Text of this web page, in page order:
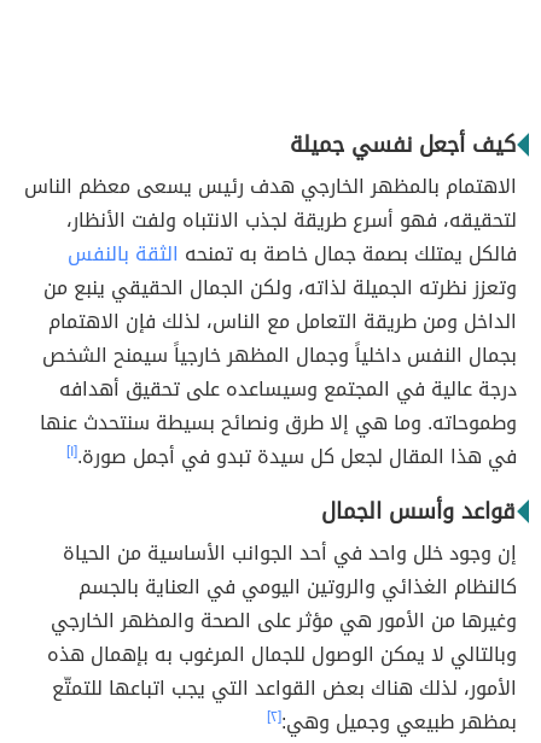
كيف أجعل نفسي جميلة
الاهتمام بالمظهر الخارجي هدف رئيس يسعى معظم الناس
لتحقيقه، فهو أسرع طريقة لجذب الانتباه ولفت الأنظار،
فالكل يمتلك بصمة جمال خاصة به تمنحه الثقة بالنفس
وتعزز نظرته الجميلة لذاته، ولكن الجمال الحقيقي ينبع من
الداخل ومن طريقة التعامل مع الناس، لذلك فإن الاهتمام
بجمال النفس داخلياً وجمال المظهر خارجياً سيمنح الشخص
درجة عالية في المجتمع وسيساعده على تحقيق أهدافه
وطموحاته. وما هي إلا طرق ونصائح بسيطة سنتحدث عنها
في هذا المقال لجعل كل سيدة تبدو في أجمل صورة.[١]
قواعد وأسس الجمال
إن وجود خلل واحد في أحد الجوانب الأساسية من الحياة
كالنظام الغذائي والروتين اليومي في العناية بالجسم
وغيرها من الأمور هي مؤثر على الصحة والمظهر الخارجي
وبالتالي لا يمكن الوصول للجمال المرغوب به بإهمال هذه
الأمور، لذلك هناك بعض القواعد التي يجب اتباعها للتمتّع
بمظهر طبيعي وجميل وهي:[٢]